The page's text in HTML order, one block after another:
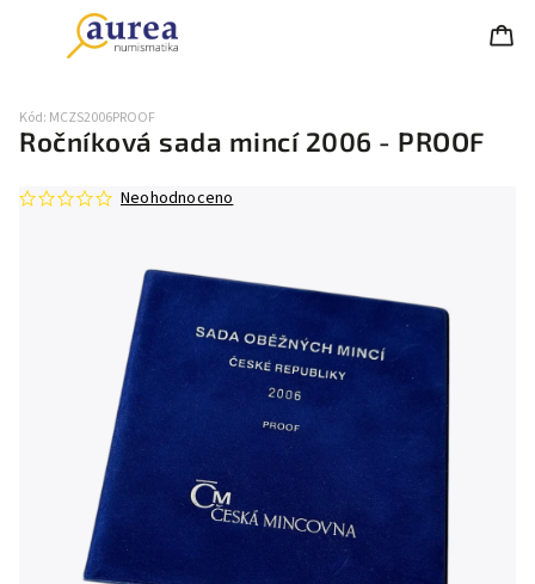
Ročníková sada mincí 2006 - PROOF
Kód: MCZS2006PROOF
Neohodnoceno